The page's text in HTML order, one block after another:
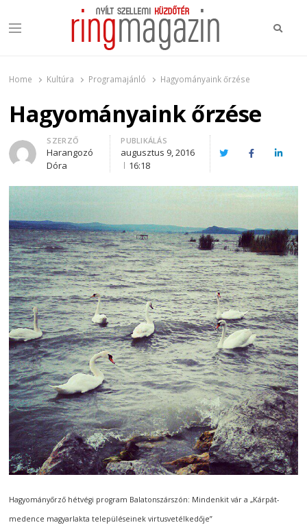
Menu
Home Kultúra Programajánló Hagyományaink őrzése
Hagyományaink őrzése
Author
SZERZŐ
Harangozó
Dóra
PUBLIKÁLÁS
augusztus 9, 2016
16:18
TwitterFacebook
Hagyományőrző hétvégi program Balatonszárszón: Mindenkit vár a„Kárpát-
medence magyarlakta településeinek virtusvetélkedője”